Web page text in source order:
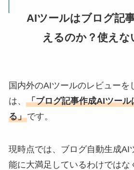
AIツールはブログ記
えるのか？使えな
国内外のAIツールのレビューを
は、 「ブログ記事作成AIツー
る」です。
現時点では、ブログ自動生成AI
能に大満足しているわけではな